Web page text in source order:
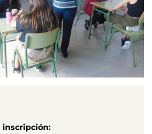
inscripción